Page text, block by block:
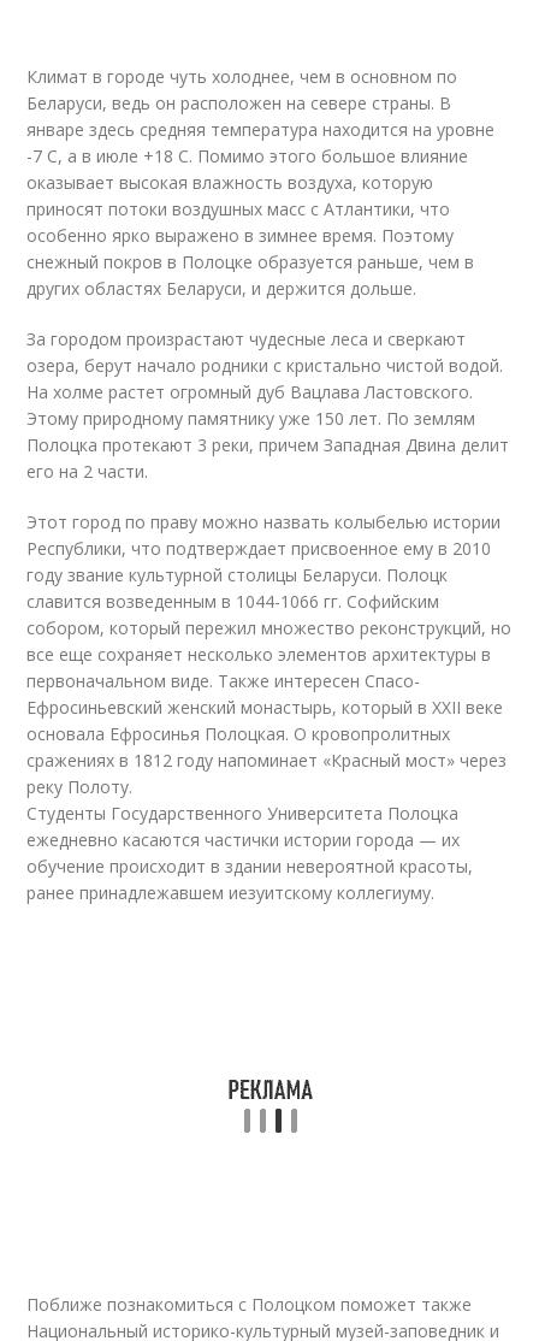
Климат в городе чуть холоднее, чем в основном по
Беларуси, ведь он расположен на севере страны. В
январе здесь средняя температура находится на уровне
-7 С, а в июле +18 С. Помимо этого большое влияние
оказывает высокая влажность воздуха, которую
приносят потоки воздушных масс с Атлантики, что
особенно ярко выражено в зимнее время. Поэтому
снежный покров в Полоцке образуется раньше, чем в
других областях Беларуси, и держится дольше.
За городом произрастают чудесные леса и сверкают
озера, берут начало родники с кристально чистой водой.
На холме растет огромный дуб Вацлава Ластовского.
Этому природному памятнику уже 150 лет. По землям
Полоцка протекают 3 реки, причем Западная Двина делит
его на 2 части.
Этот город по праву можно назвать колыбелью истории
Республики, что подтверждает присвоенное ему в 2010
году звание культурной столицы Беларуси. Полоцк
славится возведенным в 1044-1066 гг. Софийским
собором, который пережил множество реконструкций, но
все еще сохраняет несколько элементов архитектуры в
первоначальном виде. Также интересен Спасо-
Ефросиньевский женский монастырь, который в XXII веке
основала Ефросинья Полоцкая. О кровопролитных
сражениях в 1812 году напоминает «Красный мост» через
реку Полоту.
Студенты Государственного Университета Полоцка
ежедневно касаются частички истории города — их
обучение происходит в здании невероятной красоты,
ранее принадлежавшем иезуитскому коллегиуму.
Поближе познакомиться с Полоцком поможет также
Национальный историко-культурный музей-заповедник и